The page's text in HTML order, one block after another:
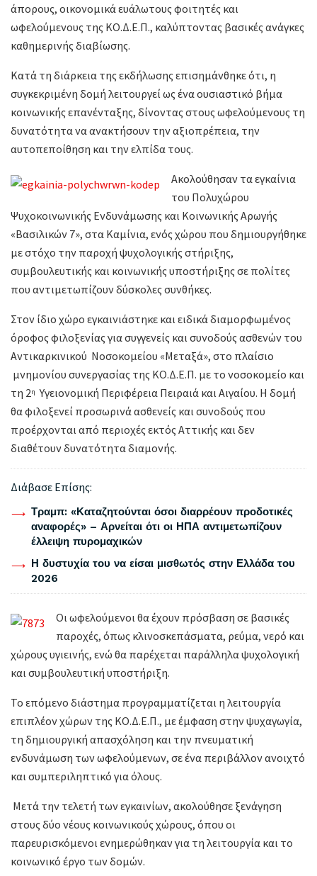
άπορους, οικονομικά ευάλωτους φοιτητές και
ωφελούμενους της ΚΟ.Δ.Ε.Π., καλύπτοντας βασικές ανάγκες
καθημερινής διαβίωσης.
Κατά τη διάρκεια της εκδήλωσης επισημάνθηκε ότι, η
συγκεκριμένη δομή λειτουργεί ως ένα ουσιαστικό βήμα
κοινωνικής επανένταξης, δίνοντας στους ωφελούμενους τη
δυνατότητα να ανακτήσουν την αξιοπρέπεια, την
αυτοπεποίθηση και την ελπίδα τους.
Ακολούθησαν τα εγκαίνια
του Πολυχώρου
Ψυχοκοινωνικής Ενδυνάμωσης και Κοινωνικής Αρωγής
«Βασιλικών 7», στα Καμίνια, ενός χώρου που δημιουργήθηκε
με στόχο την παροχή ψυχολογικής στήριξης,
συμβουλευτικής και κοινωνικής υποστήριξης σε πολίτες
που αντιμετωπίζουν δύσκολες συνθήκες.
Στον ίδιο χώρο εγκαινιάστηκε και ειδικά διαμορφωμένος
όροφος φιλοξενίας για συγγενείς και συνοδούς ασθενών του
Αντικαρκινικού Νοσοκομείου «Μεταξά», στο πλαίσιο
μνημονίου συνεργασίας της ΚΟ.Δ.Ε.Π. με το νοσοκομείο και
τη 2η Υγειονομική Περιφέρεια Πειραιά και Αιγαίου. Η δομή
θα φιλοξενεί προσωρινά ασθενείς και συνοδούς που
προέρχονται από περιοχές εκτός Αττικής και δεν
διαθέτουν δυνατότητα διαμονής.
Διάβασε Επίσης:
Τραμπ: «Καταζητούνται όσοι διαρρέουν προδοτικές
αναφορές» – Αρνείται ότι οι ΗΠΑ αντιμετωπίζουν
έλλειψη πυρομαχικών
Η δυστυχία του να είσαι μισθωτός στην Ελλάδα του
2026
Οι ωφελούμενοι θα έχουν πρόσβαση σε βασικές
παροχές, όπως κλινοσκεπάσματα, ρεύμα, νερό και
χώρους υγιεινής, ενώ θα παρέχεται παράλληλα ψυχολογική
και συμβουλευτική υποστήριξη.
Το επόμενο διάστημα προγραμματίζεται η λειτουργία
επιπλέον χώρων της ΚΟ.Δ.Ε.Π., με έμφαση στην ψυχαγωγία,
τη δημιουργική απασχόληση και την πνευματική
ενδυνάμωση των ωφελούμενων, σε ένα περιβάλλον ανοιχτό
και συμπεριληπτικό για όλους.
Μετά την τελετή των εγκαινίων, ακολούθησε ξενάγηση
στους δύο νέους κοινωνικούς χώρους, όπου οι
παρευρισκόμενοι ενημερώθηκαν για τη λειτουργία και το
κοινωνικό έργο των δομών.